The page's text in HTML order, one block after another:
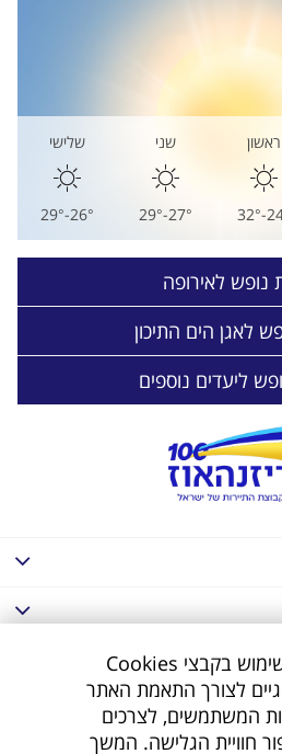
ראשון שני
27°-29°
שלישי
26°-29°
נופש לאירופה
לאגן הים התיכון
ליעדים נוספים
האתר עושה שימוש בקבצי Cookies
לצורך התאמת האתר
המשתמשים, לצרכים
חוויית הגלישה. המשך